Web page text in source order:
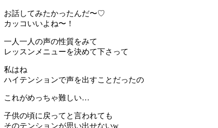
お話してみたかったんだ〜♡
カッコいいよね〜！
一人一人の声の性質をみて
レッスンメニューを決めて下さって
私はね
ハイテンションで声を出すことだったの
これがめっちゃ難しい…
子供の頃に戻ってと言われても
そのテンションが思い出せないw